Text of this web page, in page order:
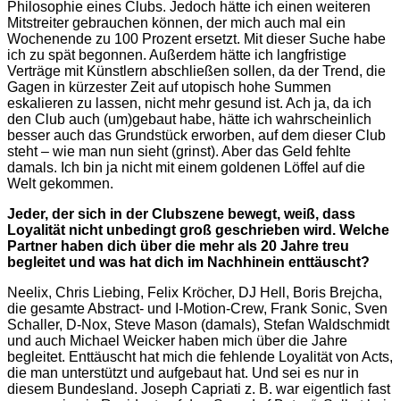
Philosophie eines Clubs. Jedoch hätte ich einen weiteren
Mitstreiter gebrauchen können, der mich auch mal ein
Wochenende zu 100 Prozent ersetzt. Mit dieser Suche habe
ich zu spät begonnen. Außerdem hätte ich langfristige
Verträge mit Künstlern abschließen sollen, da der Trend, die
Gagen in kürzester Zeit auf utopisch hohe Summen
eskalieren zu lassen, nicht mehr gesund ist. Ach ja, da ich
den Club auch (um)gebaut habe, hätte ich wahrscheinlich
besser auch das Grundstück erworben, auf dem dieser Club
steht – wie man nun sieht (grinst). Aber das Geld fehlte
damals. Ich bin ja nicht mit einem goldenen Löffel auf die
Welt gekommen.
Jeder, der sich in der Clubszene bewegt, weiß, dass
Loyalität nicht unbedingt groß geschrieben wird. Welche
Partner haben dich über die mehr als 20 Jahre treu
begleitet und was hat dich im Nachhinein enttäuscht?
Neelix, Chris Liebing, Felix Kröcher, DJ Hell, Boris Brejcha,
die gesamte Abstract- und I-Motion-Crew, Frank Sonic, Sven
Schaller, D-Nox, Steve Mason (damals), Stefan Waldschmidt
und auch Michael Weicker haben mich über die Jahre
begleitet. Enttäuscht hat mich die fehlende Loyalität von Acts,
die man unterstützt und aufgebaut hat. Und sei es nur in
diesem Bundesland. Joseph Capriati z. B. war eigentlich fast